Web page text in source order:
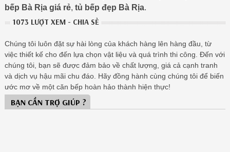
bếp Bà Rịa giá rẻ, tủ bếp đẹp Bà Rịa.
1073 LƯỢT XEM - CHIA SẺ
Chúng tôi luôn đặt sự hài lòng của khách hàng lên hàng đầu, từ
việc thiết kế cho đến lựa chọn vật liệu và quá trình thi công. Đến với
chúng tôi, bạn sẽ được đảm bảo về chất lượng, giá cả cạnh tranh
và dịch vụ hậu mãi chu đáo. Hãy đồng hành cùng chúng tôi để biến
ước mơ về một căn bếp hoàn hảo thành hiện thực!
BẠN CẦN TRỢ GIÚP ?